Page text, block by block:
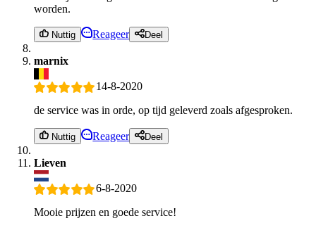
worden.
Nuttig Reageer Deel
marnix
14-8-2020
de service was in orde, op tijd geleverd zoals afgesproken.
Nuttig Reageer Deel
Lieven
6-8-2020
Mooie prijzen en goede service!